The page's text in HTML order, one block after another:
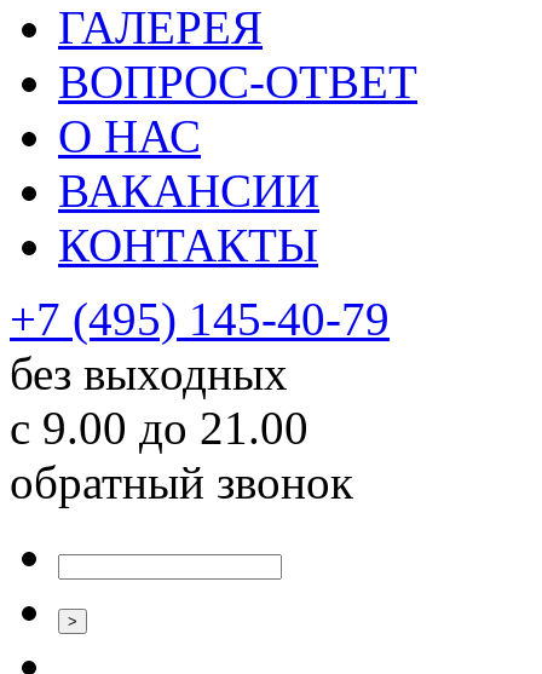
ГАЛЕРЕЯ
ВОПРОС-ОТВЕТ
О НАС
ВАКАНСИИ
КОНТАКТЫ
+7 (495) 145-40-79
без выходных
с 9.00 до 21.00
обратный звонок